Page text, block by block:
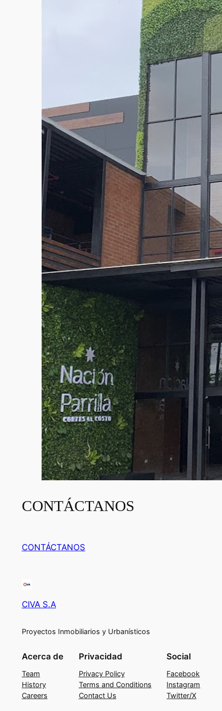
CONTÁCTANOS
CONTÁCTANOS
CIVA S.A
Proyectos Inmobiliarios y Urbanísticos
Acerca de
Team
History
Careers
Privacidad
Privacy Policy
Terms and Conditions
Contact Us
Social
Facebook
Instagram
Twitter/X